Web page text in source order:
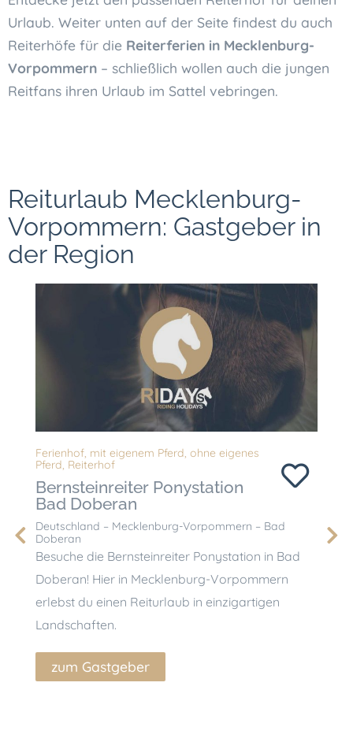
Urlaub. Weiter unten auf der Seite findest du auch
Reiterhöfe für die Reiterferien in Mecklenburg-
Vorpommern – schließlich wollen auch die jungen
Reitfans ihren Urlaub im Sattel vebringen.
Reiturlaub Mecklenburg-
Vorpommern: Gastgeber in
der Region
Ferienhof mit eigenem Pferd ohne eigenes
Pferd Reiterhof
Bernsteinreiter Ponystation
Bad Doberan
Deutschland – Mecklenburg-Vorpommern – Bad
Doberan
Besuche die Bernsteinreiter Ponystation in Bad
Doberan! Hier in Mecklenburg-Vorpommern
erlebst du einen Reiturlaub in einzigartigen
Landschaften.
zum Gastgeber